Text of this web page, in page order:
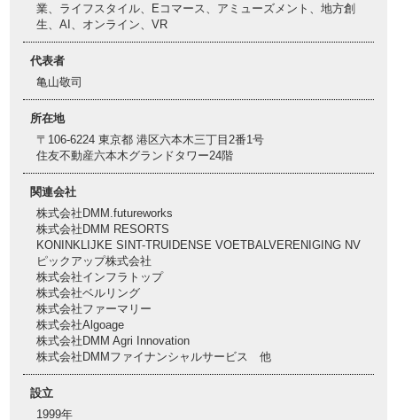
業、ライフスタイル、Eコマース、アミューズメント、地方創
生、AI、オンライン、VR
代表者
亀山敬司
所在地
〒106-6224 東京都 港区六本木三丁目2番1号
住友不動産六本木グランドタワー24階
関連会社
株式会社DMM.futureworks
株式会社DMM RESORTS
KONINKLIJKE SINT-TRUIDENSE VOETBALVERENIGING NV
ピックアップ株式会社
株式会社インフラトップ
株式会社ベルリング
株式会社ファーマリー
株式会社Algoage
株式会社DMM Agri Innovation
株式会社DMMファイナンシャルサービス 他
設立
1999年